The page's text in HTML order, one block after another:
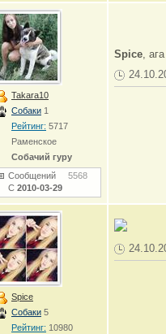
Takara10
Собаки 1
Рейтинг: 5717
Раменское
Собачий гуру
Сообщений 5568
С 2010-03-29
Spice,
Spice
Собаки 5
Рейтинг: 10980